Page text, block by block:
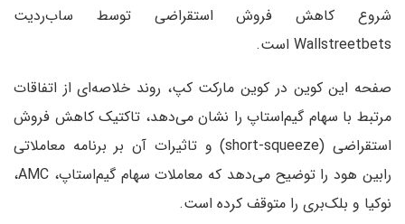
شروع کاهش فروش استقراضی توسط ساب‌ردیت
Wallstreetbets است.
صفحه این کوین در کوین مارکت کپ، روند خلاصه‌ای از اتفاقات
مرتبط با سهام گیم‌استاپ را نشان می‌دهد، تاکتیک کاهش فروش
استقراضی (short-squeeze) و تاثیرات آن بر برنامه معاملاتی
رابین هود را توضیح می‌دهد که معاملات سهام گیم‌استاپ، AMC،
نوکیا و بلک‌بری را متوقف کرده است.